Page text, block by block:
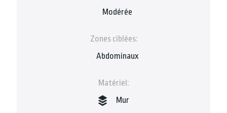
Modérée
Zones ciblées:
Abdominaux
Matériel:
Mur